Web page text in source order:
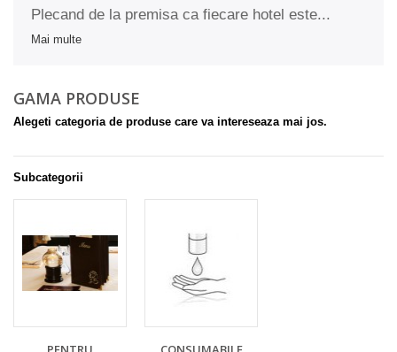
Plecand de la premisa ca fiecare hotel este...
Mai multe
GAMA PRODUSE
Alegeti categoria de produse care va intereseaza mai jos.
Subcategorii